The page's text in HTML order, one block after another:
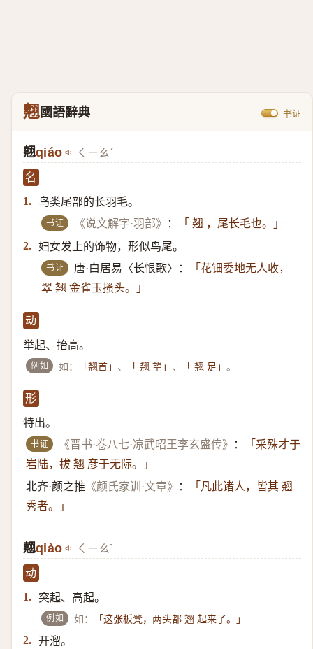
翹國語辭典 书证
翹qiáo ㄑㄧㄠˊ
名
1. 鸟类尾部的长羽毛。
书证 《说文解字·羽部》 ：
「 翘 ，尾长毛也。」
2. 妇女发上的饰物，形似鸟尾。
书证 唐·白居易〈长恨歌〉：
「花钿委地无人收，
翠 翘 金雀玉搔头。」
动
举起、抬高。
例如 如： 「翘首」 、 「 翘 望」 、 「 翘 足」。
形
特出。
书证 《晋书·卷八七·凉武昭王李玄盛传》 ：
「采殊才于
岩陆，拔 翘 彦于无际。」
北齐·颜之推 《颜氏家训·文章》 ：
「凡此诸人，皆其 翘
秀者。」
翹qiào ㄑㄧㄠˋ
动
1. 突起、高起。
例如 如： 「这张板凳，两头都 翘 起来了。」
2. 开溜。